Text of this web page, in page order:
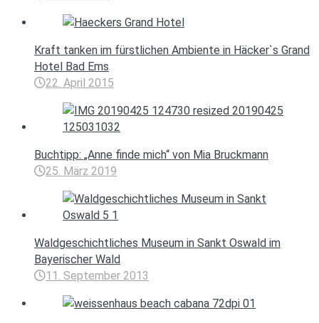
Kraft tanken im fürstlichen Ambiente in Häcker`s Grand
Hotel Bad Ems
22. April 2015
Buchtipp: „Anne finde mich“ von Mia Bruckmann
25. März 2019
Waldgeschichtliches Museum in Sankt Oswald im
Bayerischer Wald
11. September 2013